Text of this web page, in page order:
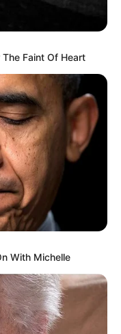
Faint Of Heart
With Michelle